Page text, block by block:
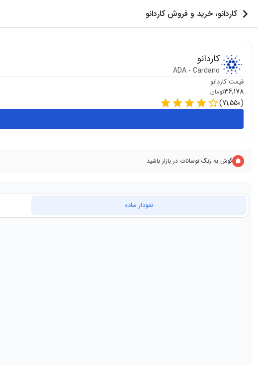
کاردانو، خرید و فروش کاردانو
کاردانو
ADA - Cardano
قیمت کاردانو
36,178تومان
(
71,550
)
گوش به زنگ نوسانات در بازار باشید
نمودار ساده